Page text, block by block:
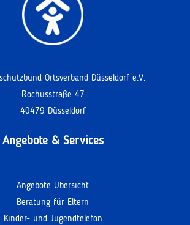
Ortsverband Düsseldorf e.V.
Rochusstraße 47
40479 Düsseldorf
Angebote & Services
Angebote Übersicht
Beratung für Eltern
Kinder- und Jugendtelefon